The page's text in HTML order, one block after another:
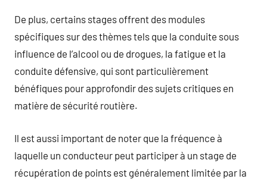
De plus, certains stages offrent des modules
spécifiques sur des thèmes tels que la conduite sous
influence de l’alcool ou de drogues, la fatigue et la
conduite défensive, qui sont particulièrement
bénéfiques pour approfondir des sujets critiques en
matière de sécurité routière.
Il est aussi important de noter que la fréquence à
laquelle un conducteur peut participer à un stage de
récupération de points est généralement limitée par la